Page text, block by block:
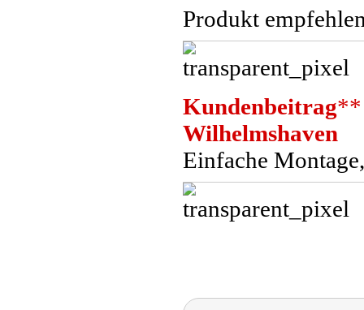
Produkt
Kundenbeitrag**
Wilhelmshaven
Einfache